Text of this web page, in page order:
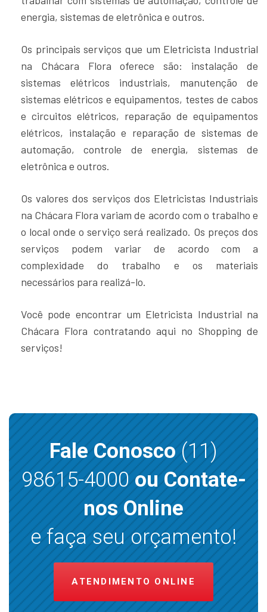
energia, sistemas de eletrônica e outros.
Os principais serviços que um Eletricista Industrial
na Chácara Flora oferece são: instalação de
sistemas elétricos industriais, manutenção de
sistemas elétricos e equipamentos, testes de cabos
e circuitos elétricos, reparação de equipamentos
elétricos, instalação e reparação de sistemas de
automação, controle de energia, sistemas de
eletrônica e outros.
Os valores dos serviços dos Eletricistas Industriais
na Chácara Flora variam de acordo com o trabalho e
o local onde o serviço será realizado. Os preços dos
serviços podem variar de acordo com a
complexidade do trabalho e os materiais
necessários para realizá-lo.
Você pode encontrar um Eletricista Industrial na
Chácara Flora contratando aqui no Shopping de
serviços!
Fale Conosco(11)
98615-4000ou Contate-
nos Online
e faça seu orçamento!
ATENDIMENTO ONLINE